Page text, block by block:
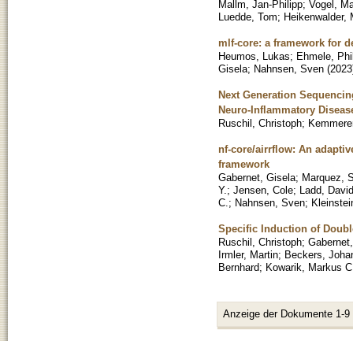
Mallm, Jan-Philipp; Vogel,
Luedde, Tom; Heikenwalder,
mlf-core: a framework for
Heumos, Lukas; Ehmele,
Gisela; Nahnsen, Sven (2023
Next Generation
Neuro-Inflammatory
Ruschil, Christoph;
nf-core/airrflow: An
framework
Gabernet, Gisela; Marquez,
Y. ; Jensen, Cole; Ladd, David
C. ; Nahnsen, Sven;
Specific Induction of
Ruschil, Christoph;
Irmler, Martin; Beckers,
Bernhard; Kowarik, Markus
Anzeige der Dokumente 1-9